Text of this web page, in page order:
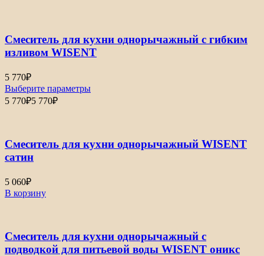
Смеситель для кухни однорычажный с гибким
изливом WISENT
5 770₽
Выберите параметры
5 770₽5 770₽
Смеситель для кухни однорычажный WISENT
сатин
5 060₽
В корзину
Смеситель для кухни однорычажный с
подводкой для питьевой воды WISENT оникс